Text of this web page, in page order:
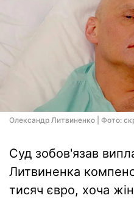
Олександр Литвиненко | Фото:
Суд зобов'язав
Литвиненка
тисяч євро, хоча